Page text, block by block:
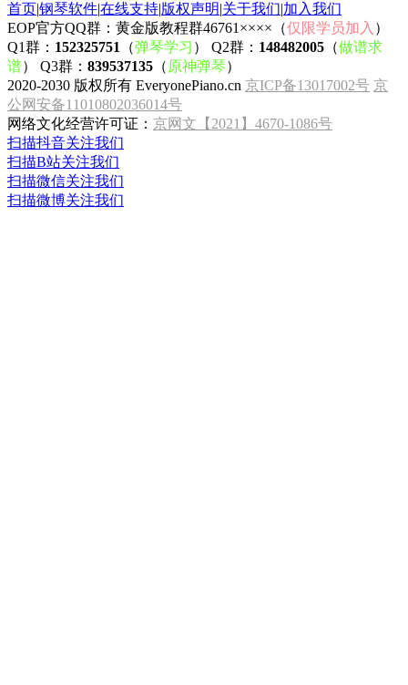
首页|钢琴软件|在线支持|版权声明|关于我们|加入我们
EOP官方QQ群：黄金版教程群46761××××（仅限学员加入 ）
Q1群： 152325751 （弹琴学习 ） Q2群： 148482005 （做谱求
谱） Q3群： 839537135 （ 原神弹琴）
2020-2030 版权所有 EveryonePiano.cn 京ICP备13017002号 京
公网安备11010802036014号
网络文化经营许可证： 京网文【2021】4670-1086号
扫描抖音关注我们
扫描B站关注我们
扫描微信关注我们
扫描微博关注我们